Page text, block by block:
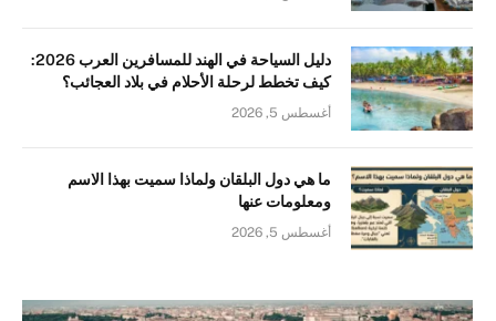
دليل السياحة في الهند للمسافرين العرب 2026:
كيف تخطط لرحلة الأحلام في بلاد العجائب؟
أغسطس 5, 2026
ما هي دول البلقان ولماذا سميت بهذا الاسم
ومعلومات عنها
أغسطس 5, 2026